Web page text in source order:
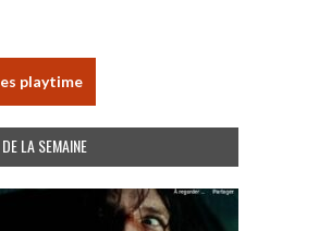
playtime
LA SEMAINE